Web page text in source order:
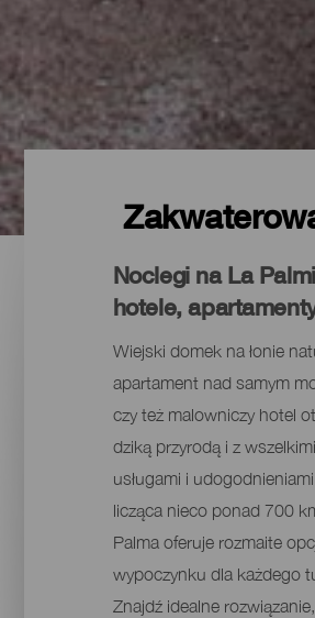
Noclegi na La
hotele,
Wiejski domek na łonie
apartament nad samym
czy też malowniczy hotel
dziką przyrodą i z wszelkimi
usługami i
licząca nieco ponad 700
Palma oferuje rozmaite
wypoczynku dla każdego
Znajdź idealne